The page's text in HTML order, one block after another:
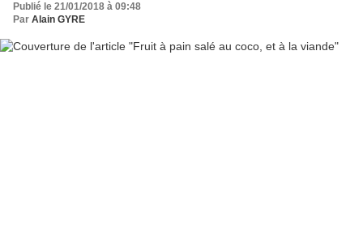
Publié le 21/01/2018 à 09:48
Par Alain GYRE